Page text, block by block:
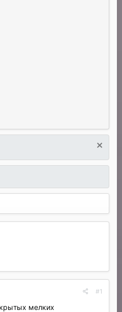
#1
мелких